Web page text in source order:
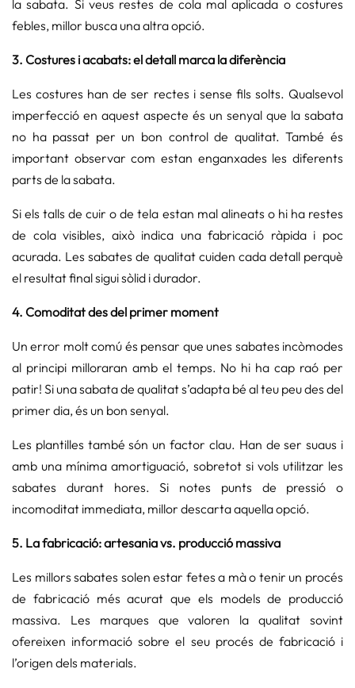
la sabata. Si veus restes de cola mal aplicada o costures
febles, millor busca una altra opció.
3. Costures i acabats: el detall marca la diferència
Les costures han de ser rectes i sense fils solts. Qualsevol
imperfecció en aquest aspecte és un senyal que la sabata
no ha passat per un bon control de qualitat. També és
important observar com estan enganxades les diferents
parts de la sabata.
Si els talls de cuir o de tela estan mal alineats o hi ha restes
de cola visibles, això indica una fabricació ràpida i poc
acurada. Les sabates de qualitat cuiden cada detall perquè
el resultat final sigui sòlid i durador.
4. Comoditat des del primer moment
Un error molt comú és pensar que unes sabates incòmodes
al principi milloraran amb el temps. No hi ha cap raó per
patir! Si una sabata de qualitat s’adapta bé al teu peu des del
primer dia, és un bon senyal.
Les plantilles també són un factor clau. Han de ser suaus i
amb una mínima amortiguació, sobretot si vols utilitzar les
sabates durant hores. Si notes punts de pressió o
incomoditat immediata, millor descarta aquella opció.
5. La fabricació: artesania vs. producció massiva
Les millors sabates solen estar fetes a mà o tenir un procés
de fabricació més acurat que els models de producció
massiva. Les marques que valoren la qualitat sovint
ofereixen informació sobre el seu procés de fabricació i
l’origen dels materials.